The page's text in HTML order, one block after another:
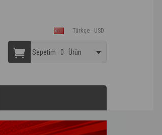
Türkçe - USD
Sepetim 0 Ürün